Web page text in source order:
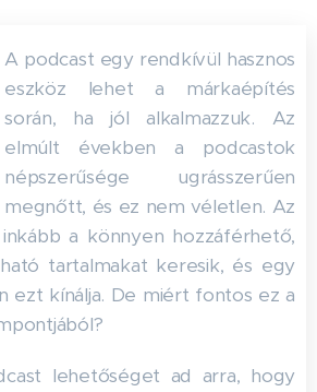
A podcast egy rendkívül hasznos
eszköz lehet a márkaépítés
során, ha jól alkalmazzuk. Az
elmúlt években a podcastok
népszerűsége ugrásszerűen
megnőtt, és ez nem véletlen. Az
a könnyen hozzáférhető,
tartalmakat keresik, és egy
ezt kínálja. De miért fontos ez a
lehetőséget ad arra, hogy